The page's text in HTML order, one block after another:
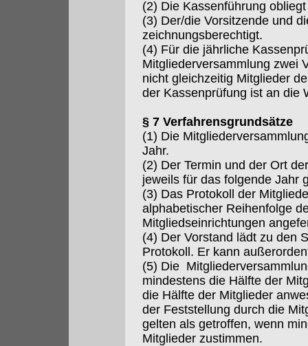
(2) Die Kassenführung
(3) Der/die Vorsitzende und
zeichnungsberechtigt.
(4) Für die jährliche
Mitgliederversammlung zwei
nicht gleichzeitig Mitglieder
der Kassenprüfung ist an die
§ 7 Verfahrensgrundsätze
(1) Die
Jahr.
(2) Der Termin und der Ort
jeweils für das folgende Jahr
(3) Das Protokoll der
alphabetischer Reihenfolge
Mitgliedseinrichtungen
(4) Der Vorstand lädt zu den
Protokoll. Er kann
(5) Die
mindestens die Hälfte der
die Hälfte der Mitglieder
der Feststellung durch die
gelten als getroffen, wenn
Mitglieder zustimmen.